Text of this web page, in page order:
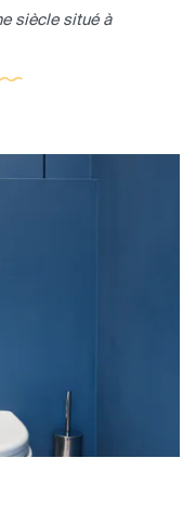
siècle situé à